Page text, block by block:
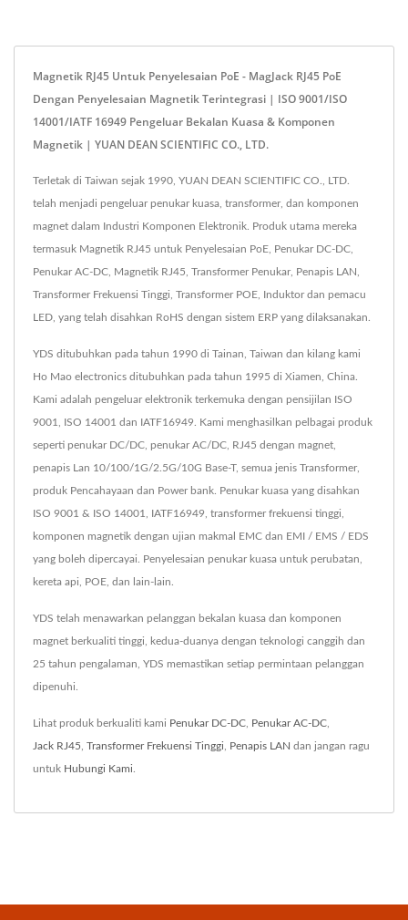
Magnetik RJ45 Untuk Penyelesaian PoE - MagJack RJ45 PoE
Dengan Penyelesaian Magnetik Terintegrasi | ISO 9001/ISO
14001/IATF 16949 Pengeluar Bekalan Kuasa & Komponen
Magnetik | YUAN DEAN SCIENTIFIC CO., LTD.
Terletak di Taiwan sejak 1990, YUAN DEAN SCIENTIFIC CO., LTD.
telah menjadi pengeluar penukar kuasa, transformer, dan komponen
magnet dalam Industri Komponen Elektronik. Produk utama mereka
termasuk Magnetik RJ45 untuk Penyelesaian PoE, Penukar DC-DC,
Penukar AC-DC, Magnetik RJ45, Transformer Penukar, Penapis LAN,
Transformer Frekuensi Tinggi, Transformer POE, Induktor dan pemacu
LED, yang telah disahkan RoHS dengan sistem ERP yang dilaksanakan.
YDS ditubuhkan pada tahun 1990 di Tainan, Taiwan dan kilang kami
Ho Mao electronics ditubuhkan pada tahun 1995 di Xiamen, China.
Kami adalah pengeluar elektronik terkemuka dengan pensijilan ISO
9001, ISO 14001 dan IATF16949. Kami menghasilkan pelbagai produk
seperti penukar DC/DC, penukar AC/DC, RJ45 dengan magnet,
penapis Lan 10/100/1G/2.5G/10G Base-T, semua jenis Transformer,
produk Pencahayaan dan Power bank. Penukar kuasa yang disahkan
ISO 9001 & ISO 14001, IATF16949, transformer frekuensi tinggi,
komponen magnetik dengan ujian makmal EMC dan EMI / EMS / EDS
yang boleh dipercayai. Penyelesaian penukar kuasa untuk perubatan,
kereta api, POE, dan lain-lain.
YDS telah menawarkan pelanggan bekalan kuasa dan komponen
magnet berkualiti tinggi, kedua-duanya dengan teknologi canggih dan
25 tahun pengalaman, YDS memastikan setiap permintaan pelanggan
dipenuhi.
Lihat produk berkualiti kami Penukar DC-DC Penukar AC-DC
Jack RJ45 Transformer Frekuensi Tinggi Penapis LAN dan jangan ragu
untuk Hubungi Kami